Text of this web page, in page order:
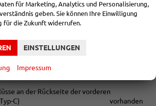
13 Zoll
vorhanden
DAB+
(14 Lautsprecher)
an der Rückseite der vorderen
C)
vorhanden
für Marketing, Analytics und Personalisierung,
geben. Sie können Ihre Einwilligung
für die Zukunft widerrufen.
EINSTELLUNGEN
Impressum